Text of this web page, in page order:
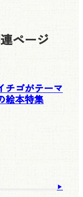
ページ
チゴがテーマ
絵本特集